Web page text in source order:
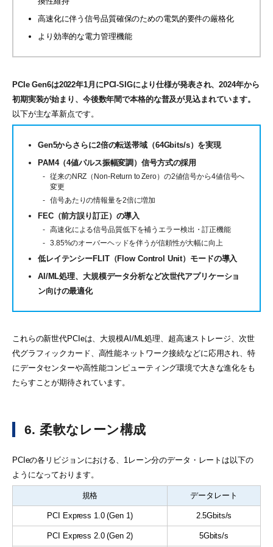
高速化に伴う信号品質確保のための電気的要件の厳格化
より効率的な電力管理機能
PCIe Gen6は2022年1月にPCI-SIGにより仕様が発表され、2024年から
初期実装が始まり、今後数年間で本格的な普及が見込まれています。
以下が主な革新点です。
Gen5からさらに2倍の転送帯域（64Gbits/s）を実現
PAM4（4値パルス振幅変調）信号方式の採用
従来のNRZ（Non-Return to Zero）の2値信号から4値信号へ
変更
信号あたりの情報量を2倍に増加
FEC（前方誤り訂正）の導入
高速化による信号品質低下を補うエラー検出・訂正機能
3.85%のオーバーヘッドを伴うが信頼性が大幅に向上
低レイテンシーFLIT（Flow Control Unit）モードの導入
AI/ML処理、大規模データ分析など次世代アプリケーショ
ン向けの最適化
これらの新世代PCIeは、大規模AI/ML処理、超高速ストレージ、次世
代グラフィックカード、高性能ネットワーク接続などに応用され、特
にデータセンターや高性能コンピューティング環境で大きな進化をも
たらすことが期待されています。
6. 柔軟なレーン構成
PCIeの各リビジョンにおける、1レーン分のデータ・レートは以下の
ようになっております。
規格 データレート
PCI Express 1.0 (Gen 1) 2.5Gbits/s
PCI Express 2.0 (Gen 2) 5Gbits/s